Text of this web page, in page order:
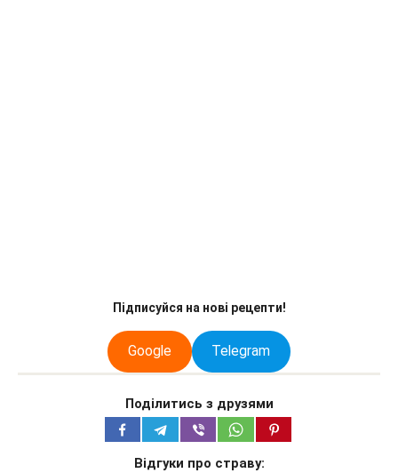
Підписуйся на нові рецепти!
Google Telegram
Поділитись з друзями
Відгуки про страву: